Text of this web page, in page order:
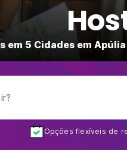
em 5 Cidades em
Opções flexíveis de